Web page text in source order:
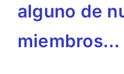
alguno de
miembros…